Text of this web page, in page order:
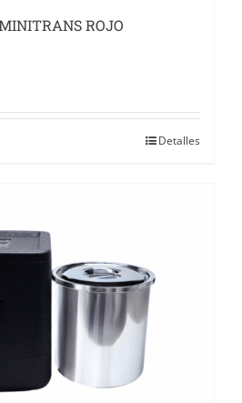
ROJO
Detalles